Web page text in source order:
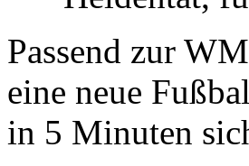
Passend zur
eine neue
in 5 Minuten